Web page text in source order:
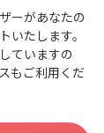
ーがあなたの
いたします。
ていますの
もご利用くだ